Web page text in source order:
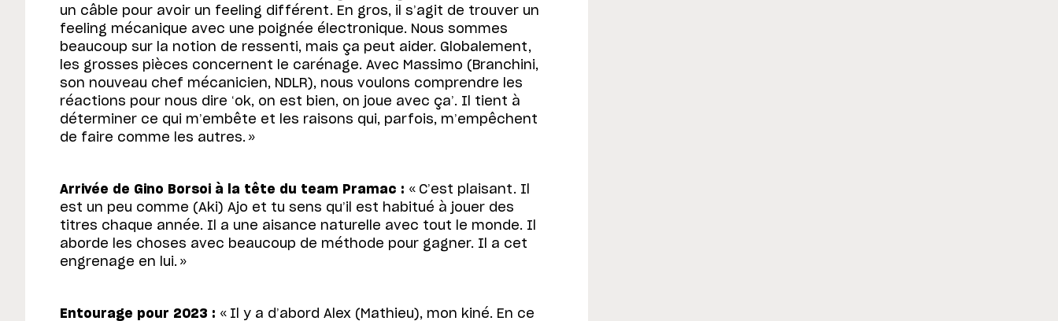
un câble pour avoir un feeling différent. En gros, il s’agit de trouver un
feeling mécanique avec une poignée électronique. Nous sommes
beaucoup sur la notion de ressenti, mais ça peut aider. Globalement,
les grosses pièces concernent le carénage. Avec Massimo (Branchini,
son nouveau chef mécanicien, NDLR), nous voulons comprendre les
réactions pour nous dire ‘ok, on est bien, on joue avec ça’. Il tient à
déterminer ce qui m’embête et les raisons qui, parfois, m’empêchent
de faire comme les autres. »
Arrivée de Gino Borsoi à la tête du team Pramac : « C’est plaisant. Il
est un peu comme (Aki) Ajo et tu sens qu’il est habitué à jouer des
titres chaque année. Il a une aisance naturelle avec tout le monde. Il
aborde les choses avec beaucoup de méthode pour gagner. Il a cet
engrenage en lui. »
Entourage pour 2023 : « Il y a d’abord Alex (Mathieu), mon kiné. En ce